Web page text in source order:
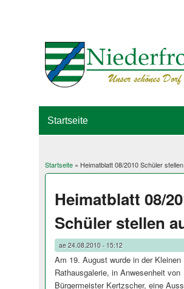
Sie sind hier
Startseite» Heimatblatt 08/2010 Schüler
Heimatblatt 08/
Schüler stellen
ae24.08.2010 - 15:12
Am 19. August wurde in der Kleinen
Rathausgalerie, in Anwesenheit von
Bürgermeister Kertzscher, eine